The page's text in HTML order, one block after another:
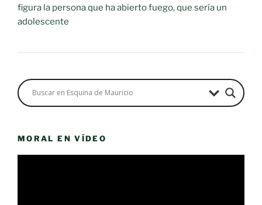
figura la persona que ha abierto fuego, que sería un
adolescente
MORAL EN VÍDEO